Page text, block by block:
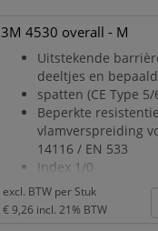
spetters (CE Type 5/
materiaal
Tweerichtingsrits
om makkelijk aan/
en
extra bescherming
Manchet
3M 4530 overall - M
Uitstekende
deeltjes en
spatten (CE Type 5/
Beperkte
vlamverspreiding
14116 / EN 533
Index 1/0
Zeer ademend
Ritssluiting met
makkelijk aan/uit
excl. BTW per Stuk
€ 9,26 incl. 21% BTW